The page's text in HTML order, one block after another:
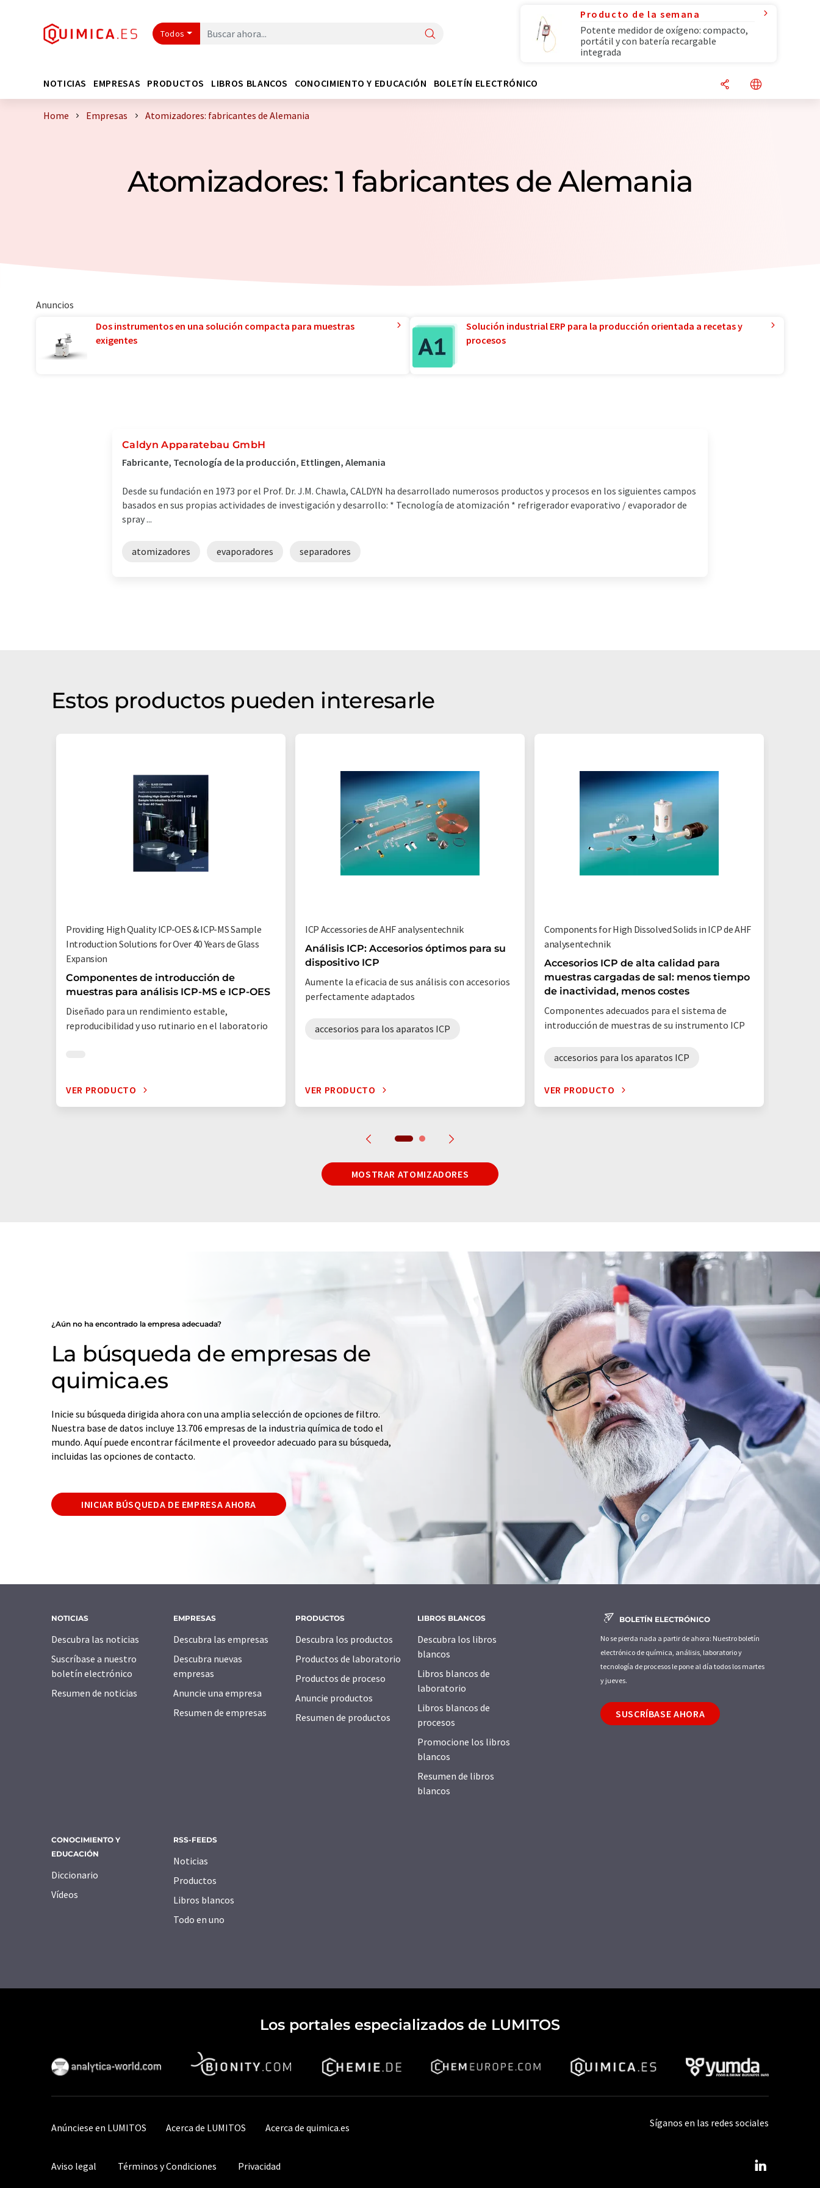
Todos
Producto de la semana
Potente medidor de oxígeno: compacto,
portátil y con batería recargable
integrada
NOTICIAS EMPRESAS PRODUCTOS LIBROS BLANCOS CONOCIMIENTO Y EDUCACIÓN BOLETÍN ELECTRÓNICO
Home Empresas Atomizadores: fabricantes de Alemania
Atomizadores: 1 fabricantes de Alemania
Anuncios
Dos instrumentos en una solución compacta para muestras
exigentes
Solución industrial ERP para la producción orientada a recetas y
procesos
Caldyn Apparatebau GmbH
Fabricante, Tecnología de la producción, Ettlingen, Alemania
Desde su fundación en 1973 por el Prof. Dr. J.M. Chawla, CALDYN ha desarrollado numerosos productos y procesos en los siguientes campos
basados en sus propias actividades de investigación y desarrollo: * Tecnología de atomización * refrigerador evaporativo / evaporador de
spray ...
atomizadores evaporadores separadores
Estos productos pueden interesarle
Providing High Quality ICP-OES & ICP-MS Sample
Introduction Solutions for Over 40 Years de Glass
Expansion
Componentes de introducción de
muestras para análisis ICP-MS e ICP-OES
Diseñado para un rendimiento estable,
reproducibilidad y uso rutinario en el laboratorio
VER PRODUCTO
ICP Accessories de AHF analysentechnik
Análisis ICP: Accesorios óptimos para su
dispositivo ICP
Aumente la eficacia de sus análisis con accesorios
perfectamente adaptados
accesorios para los aparatos ICP
VER PRODUCTO
Components for High Dissolved Solids in ICP de AHF
analysentechnik
Accesorios ICP de alta calidad para
muestras cargadas de sal: menos tiempo
de inactividad, menos costes
Componentes adecuados para el sistema de
introducción de muestras de su instrumento ICP
accesorios para los aparatos ICP
VER PRODUCTO
MOSTRAR ATOMIZADORES
¿Aún no ha encontrado la empresa adecuada?
La búsqueda de empresas de
quimica.es
Inicie su búsqueda dirigida ahora con una amplia selección de opciones de filtro.
Nuestra base de datos incluye 13.706 empresas de la industria química de todo el
mundo. Aquí puede encontrar fácilmente el proveedor adecuado para su búsqueda,
incluidas las opciones de contacto.
INICIAR BÚSQUEDA DE EMPRESA AHORA
NOTICIAS
Descubra las noticias
Suscríbase a nuestro
boletín electrónico
Resumen de noticias
EMPRESAS
Descubra las empresas
Descubra nuevas
empresas
Anuncie una empresa
Resumen de empresas
PRODUCTOS
Descubra los productos
Productos de laboratorio
Productos de proceso
Anuncie productos
Resumen de productos
LIBROS BLANCOS
Descubra los libros
blancos
Libros blancos de
laboratorio
Libros blancos de
procesos
Promocione los libros
blancos
Resumen de libros
blancos
CONOCIMIENTO Y
EDUCACIÓN
Diccionario
Vídeos
RSS-FEEDS
Noticias
Productos
Libros blancos
Todo en uno
BOLETÍN ELECTRÓNICO
No se pierda nada a partir de ahora: Nuestro boletín
electrónico de química, análisis, laboratorio y
tecnología de procesos le pone al día todos los martes
y jueves.
SUSCRÍBASE AHORA
Los portales especializados de LUMITOS
Anúnciese en LUMITOS Acerca de LUMITOS Acerca de quimica.es
Aviso legal Términos y Condiciones Privacidad
Síganos en las redes sociales